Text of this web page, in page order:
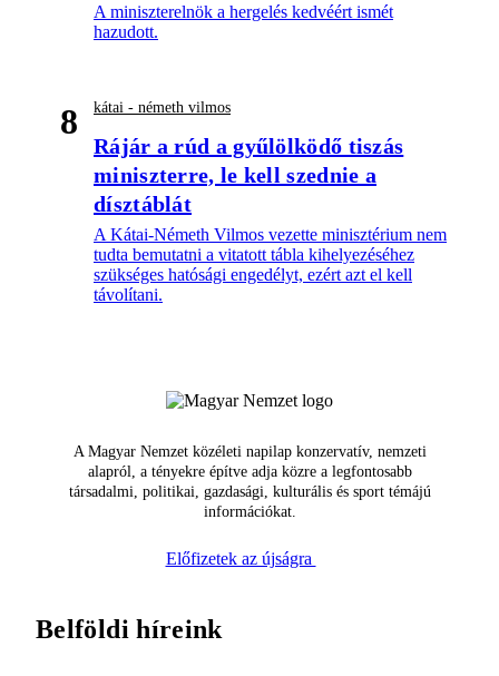
A miniszterelnök a hergelés kedvéért ismét
hazudott.
8 kátai - németh vilmos
Rájár a rúd a gyűlölködő tiszás
miniszterre, le kell szednie a
dísztáblát
A Kátai-Németh Vilmos vezette minisztérium nem
tudta bemutatni a vitatott tábla kihelyezéséhez
szükséges hatósági engedélyt, ezért azt el kell
távolítani.
A Magyar Nemzet közéleti napilap konzervatív, nemzeti
alapról, a tényekre építve adja közre a legfontosabb
társadalmi, politikai, gazdasági, kulturális és sport témájú
információkat.
Előfizetek az újságra
Belföldi híreink